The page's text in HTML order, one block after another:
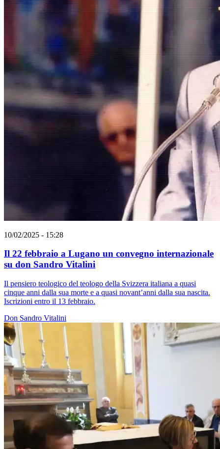
10/02/2025 - 15:28
Il 22 febbraio a Lugano un convegno internazionale
su don Sandro Vitalini
Il pensiero teologico del teologo della Svizzera italiana a quasi
cinque anni dalla sua morte e a quasi novant’anni dalla sua nascita.
Iscrizioni entro il 13 febbraio.
Don Sandro Vitalini